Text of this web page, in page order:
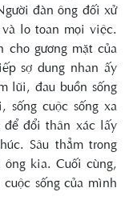
đàn ông đối xử
lo toan mọi việc.
gương mặt của
sợ dung nhan ấy
lũi, đau buồn sống
cuộc sống xa
đổi thân xác lấy
Sâu thẳm trong
kia. Cuối cùng,
sống của mình